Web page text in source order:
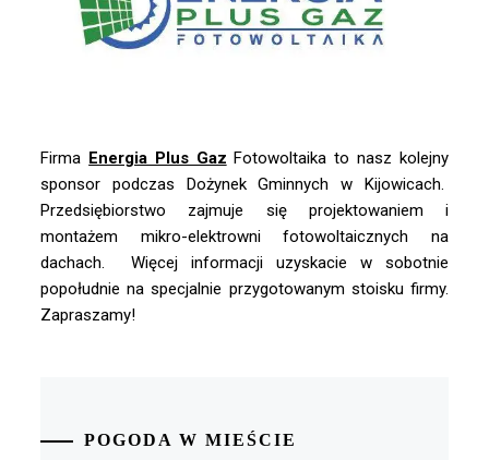
Firma Energia Plus Gaz Fotowoltaika to nasz kolejny
sponsor podczas Dożynek Gminnych w Kijowicach.
Przedsiębiorstwo zajmuje się projektowaniem i
montażem mikro-elektrowni fotowoltaicznych na
dachach. Więcej informacji uzyskacie w sobotnie
popołudnie na specjalnie przygotowanym stoisku firmy.
Zapraszamy!
POGODA W MIEŚCIE